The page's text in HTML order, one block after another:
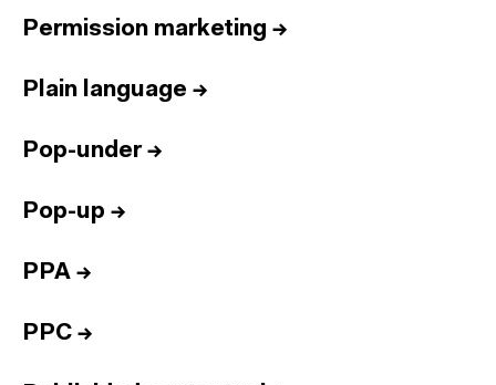
Permission marketing →
Plain language →
Pop-under→
Pop-up →
PPA →
PPC →